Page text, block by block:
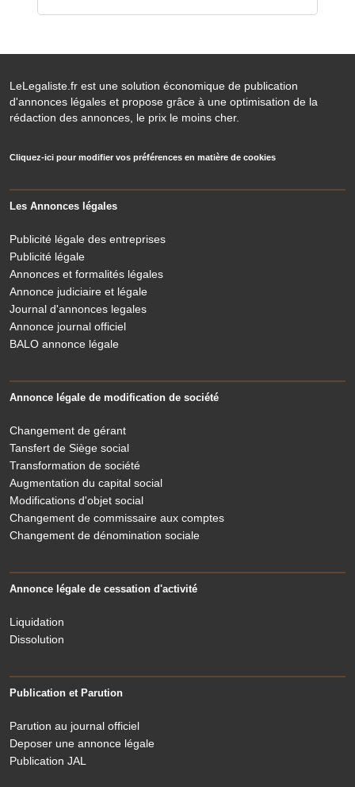
LeLegaliste.fr est une solution économique de publication
d'annonces légales et propose grâce à une optimisation de la
rédaction des annonces, le prix le moins cher.
Cliquez-ici pour modifier vos préférences en matière de cookies
Les Annonces légales
Publicité légale des entreprises
Publicité légale
Annonces et formalités légales
Annonce judiciaire et légale
Journal d'annonces legales
Annonce journal officiel
BALO annonce légale
Annonce légale de modification de société
Changement de gérant
Tansfert de Siège social
Transformation de société
Augmentation du capital social
Modifications d'objet social
Changement de commissaire aux comptes
Changement de dénomination sociale
Annonce légale de cessation d'activité
Liquidation
Dissolution
Publication et Parution
Parution au journal officiel
Deposer une annonce légale
Publication JAL